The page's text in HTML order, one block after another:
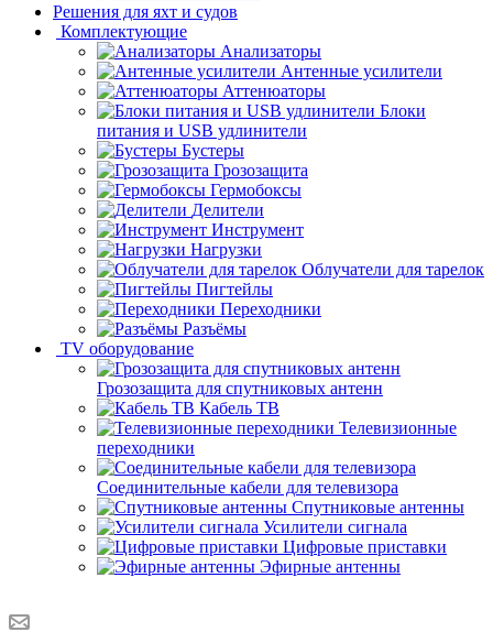
Решения для яхт и судов
Комплектующие
Анализаторы
Антенные усилители
Аттенюаторы
Блоки
питания и USB удлинители
Бустеры
Грозозащита
Гермобоксы
Делители
Инструмент
Нагрузки
Облучатели для тарелок
Пигтейлы
Переходники
Разъёмы
TV оборудование
Грозозащита для спутниковых антенн
Кабель ТВ
Телевизионные
переходники
Соединительные кабели для телевизора
Спутниковые антенны
Усилители сигнала
Цифровые приставки
Эфирные антенны